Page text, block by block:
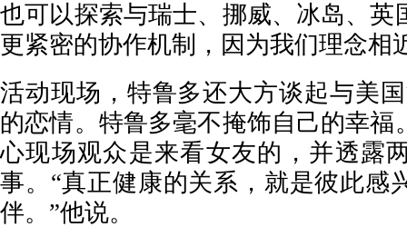
也可以探索与瑞士、挪威、冰岛、英
更紧密的协作机制，因为我们理念相
活动现场，特鲁多还大方谈起与美
的恋情。特鲁多毫不掩饰自己的幸福
心现场观众是来看女友的，并透露
事。“真正健康的关系，就是彼此感
伴。”他说。